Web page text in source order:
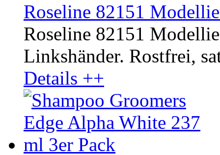
Roseline 82151
Roseline 82151
Linkshänder. Rostfrei,
Details ++